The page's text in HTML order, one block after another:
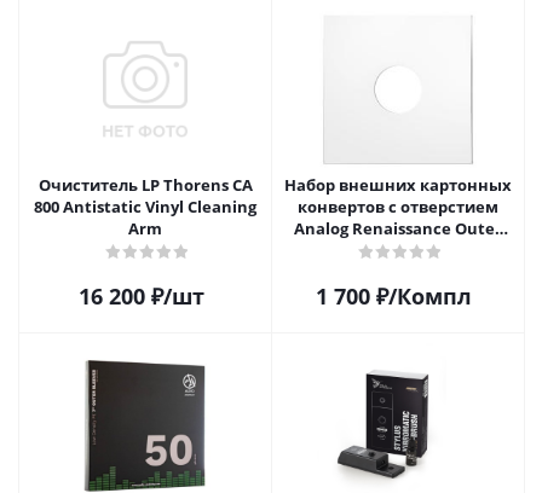
Очиститель LP Thorens CA
800 Antistatic Vinyl Cleaning
Arm
16 200₽/шт
Набор внешних картонных
конвертов с отверстием
Analog Renaissance Оuter
Carton Jacket, 10шт, AR-
1 700 ₽/Компл